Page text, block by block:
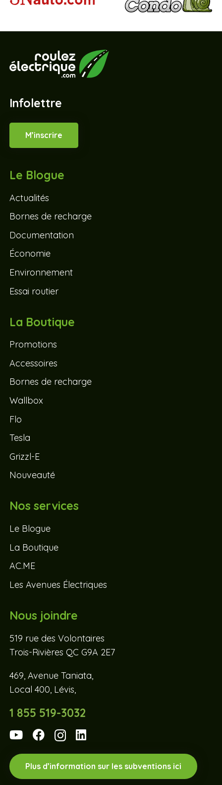
Infolettre
M’inscrire
Le Blogue
Actualités
Bornes de recharge
Documentation
Économie
Environnement
Essai routier
La Boutique
Promotions
Accessoires
Bornes de recharge
Wallbox
Flo
Tesla
Grizzl-E
Nouveauté
Nos services
Le Blogue
La Boutique
AC.ME
Les Avenues Électriques
Nous joindre
519 rue des Volontaires
Trois-Rivières QC G9A 2E7
469, Avenue Taniata,
Local 400, Lévis,
1 855 519-3032
Plus d’information sur les subventions ici